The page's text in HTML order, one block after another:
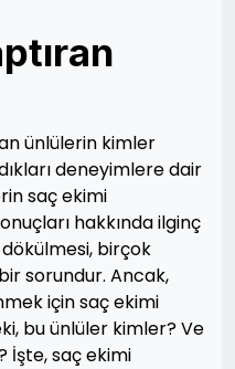
ünlülerin kimler
deneyimlere dair
saç ekimi
hakkında ilginç
birçok
bir sorundur. Ancak,
için saç ekimi
bu ünlüler kimler? Ve
İşte, saç ekimi